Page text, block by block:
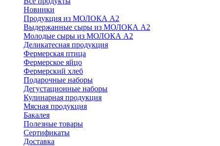
Новинки
Продукция из МОЛОКА А2
Выдержанные сыры из МОЛОКА А2
Молодые сыры из МОЛОКА А2
Деликатесная продукция
Фермерская птица
Фермерское яйцо
Фермерский хлеб
Подарочные наборы
Дегустационные наборы
Кулинарная продукция
Мясная продукция
Бакалея
Полезные товары
Сертификаты
Доставка